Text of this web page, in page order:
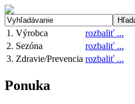
1. Výrobca
rozbaliť ...
2. Sezóna
rozbaliť ...
3. Zdravie/Prevencia rozbaliť ...
Ponuka